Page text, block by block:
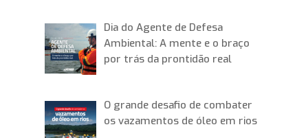
Dia do Agente de Defesa
Ambiental: A mente e o braço
por trás da prontidão real
O grande desafio de combater
os vazamentos de óleo em rios